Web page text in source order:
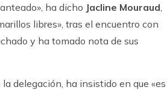
ha dicho Jacline Mouraud
libres», tras el encuentro con
y ha tomado nota de sus
la delegación, ha insistido en que «es